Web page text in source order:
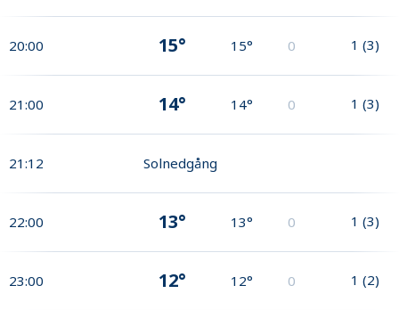
20:00 15° 15° 0 1 (3)
21:00 14° 14° 0 1 (3)
21:12 Solnedgång
22:00 13° 13° 0 1 (3)
23:00 12° 12° 0 1 (2)